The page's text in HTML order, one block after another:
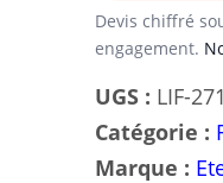
R8303
—
Bras
Iso-
Latéraux
Devis chiffré
engagement.
UGS : LIF-
Catégorie :
Marque :